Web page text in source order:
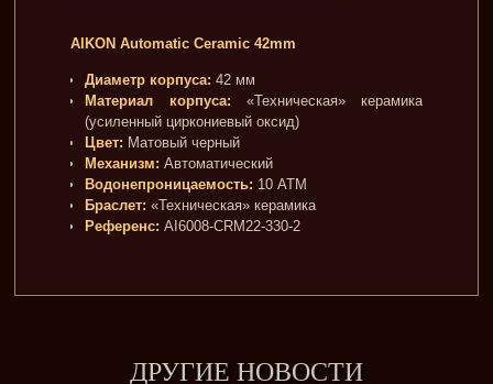
AIKON Automatic Ceramic 42mm
Диаметр корпуса: 42 мм
Материал корпуса: «Техническая» керамика
(усиленный циркониевый оксид)
Цвет: Матовый черный
Механизм: Автоматический
Водонепроницаемость: 10 ATM
Браслет: «Техническая» керамика
Референс: AI6008-CRM22-330-2
ДРУГИЕ НОВОСТИ